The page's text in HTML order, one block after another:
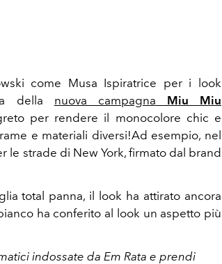
come Musa Ispiratrice per i look
della nuova campagna Miu Miu
per rendere il monocolore chic e
e materiali diversi!Ad esempio, nel
le strade di New York, firmato dal brand
total panna, il look ha attirato ancora
ha conferito al look un aspetto più
indossate da Em Rata e prendi